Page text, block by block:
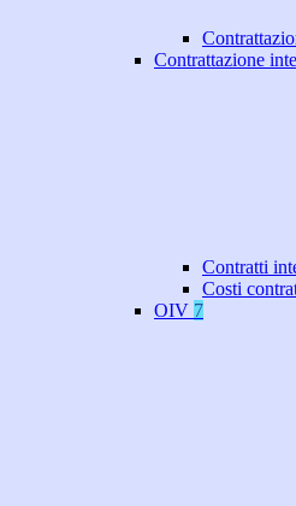
Contrattazione
Contratti
Costi
OIV 7